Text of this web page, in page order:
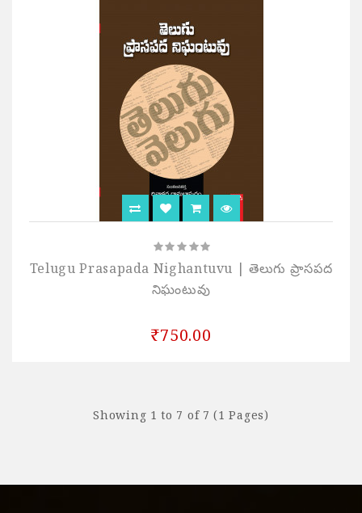
Telugu Prasapada Nighantuvu | తెలుగు ప్రాసపద
నిఘంటువు
₹750.00
Showing 1 to 7 of 7 (1 Pages)